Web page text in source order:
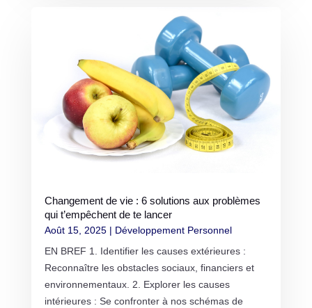
Changement de vie : 6 solutions aux problèmes
qui t’empêchent de te lancer
Août 15, 2025| Développement Personnel
EN BREF 1. Identifier les causes extérieures :
Reconnaître les obstacles sociaux, financiers et
environnementaux. 2. Explorer les causes
intérieures : Se confronter à nos schémas de